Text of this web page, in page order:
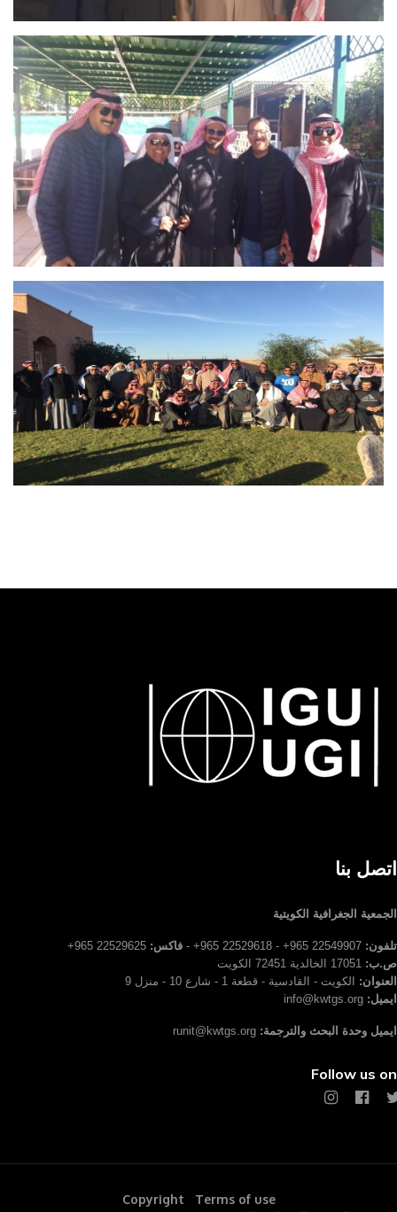
اتصل بنا
الجمعية الجغرافية الكويتية
تلفون: فاكس: 22529625 965+
ص.ب: 17051 الخالدية 72451 الكويت
العنوان:
الكويت - القادسية - قطعة 1 - شارع 10 - منزل 9
ايميل: info@kwtgs.org
ايميل وحدة البحث والترجمة: runit@kwtgs.org
Follow us on
Terms of use
Copyright